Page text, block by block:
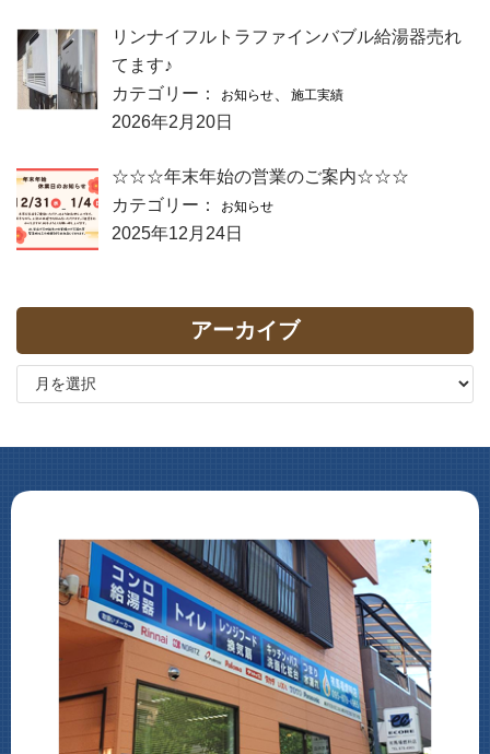
リンナイフルトラファインバブル給湯器売れ
てます♪
カテゴリー：
お知らせ 施工実績
2026年2月20日
☆☆☆年末年始の営業のご案内☆☆☆
カテゴリー：
お知らせ
2025年12月24日
アーカイブ